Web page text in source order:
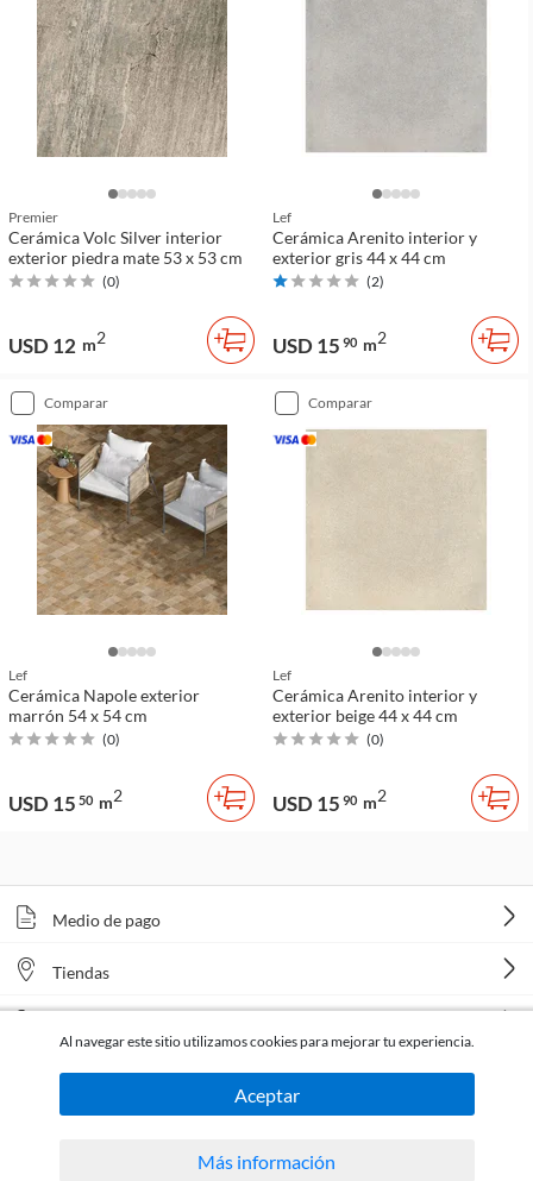
Premier
Cerámica Volc Silver interior
exterior piedra mate 53 x 53 cm
(0)
USD 12 m2
Lef
Cerámica Arenito interior y
exterior gris 44 x 44 cm
(2)
USD 15 90 m2
comparar
Lef
Cerámica Napole exterior
marrón 54 x 54 cm
(0)
USD 15 50 m2
comparar
Lef
Cerámica Arenito interior y
exterior beige 44 x 44 cm
(0)
USD 15 90 m2
Medio de pago
Tiendas
Todos los derechos reservados Homecenter Sodimac S.A. | R.U.T. 216996650015.
Al navegar este sitio utilizamos cookies para mejorar tu experiencia.
Aceptar
Más información